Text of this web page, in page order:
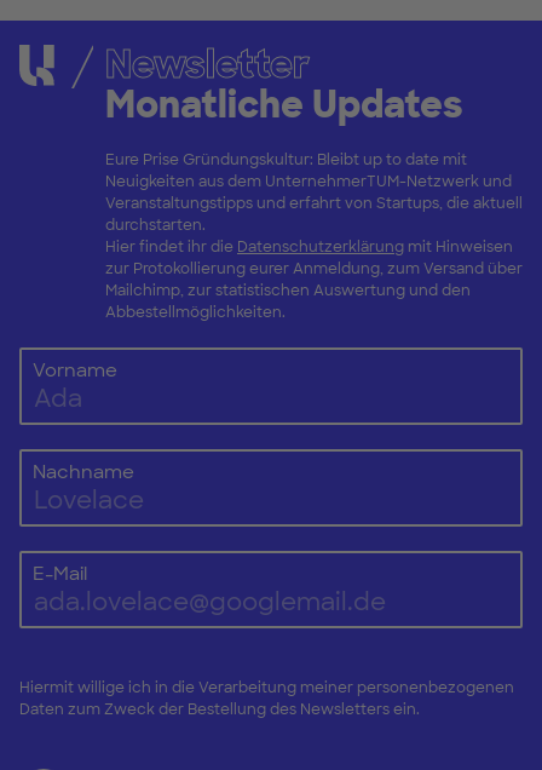
Newsletter
Monatliche Updates
Eure Prise Gründungskultur: Bleibt up to date mit
Neuigkeiten aus dem UnternehmerTUM-Netzwerk und
Veranstaltungstipps und erfahrt von Startups, die aktuell
durchstarten.
Hier findet ihr die Datenschutzerklärungmit Hinweisen
zur Protokollierung eurer Anmeldung, zum Versand über
Mailchimp, zur statistischen Auswertung und den
Abbestellmöglichkeiten.
Vorname
Nachname
E-Mail
Hiermit willige ich in die Verarbeitung meiner personenbezogenen
Daten zum Zweck der Bestellung des Newsletters ein.